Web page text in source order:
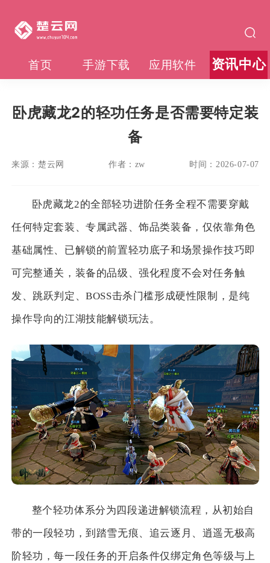
首页 手游下载 应用软件 资讯中心
卧虎藏龙2的轻功任务是否需要特定装
备
来源： 楚云网 作者： zw 时间： 2026-07-07
卧虎藏龙2的全部轻功进阶任务全程不需要穿戴
任何特定套装、专属武器、饰品类装备，仅依靠角色
基础属性、已解锁的前置轻功底子和场景操作技巧即
可完整通关，装备的品级、强化程度不会对任务触
发、跳跃判定、BOSS击杀门槛形成硬性限制，是纯
操作导向的江湖技能解锁玩法。
整个轻功体系分为四段递进解锁流程，从初始自
带的一段轻功，到踏雪无痕、追云逐月、逍遥无极高
阶轻功，每一段任务的开启条件仅绑定角色等级与上